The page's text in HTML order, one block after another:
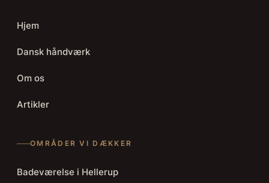
Hjem
Dansk håndværk
Om os
Artikler
OMRÅDER VI DÆKKER
Badeværelse i Hellerup